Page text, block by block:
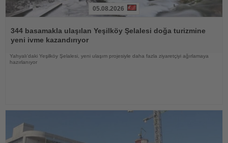
Oku
05.08.2026
344 basamakla ulaşılan Yeşilköy Şelalesi doğa turizmine
yeni ivme kazandırıyor
Yahyalı'daki Yeşilköy Şelalesi, yeni ulaşım projesiyle daha fazla ziyaretçiyi ağırlamaya
hazırlanıyor